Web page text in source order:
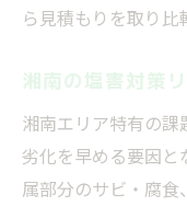
ら見積もりを取り比
湘南の塩害対策
湘南エリア特有の
劣化を早める要因と
属部分のサビ・腐食